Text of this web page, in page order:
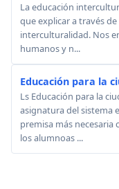
La educación
que explicar a través
interculturalidad. Nos
humanos y n...
Educación para la
Ls Educación para la
asignatura del sistema
premisa más necesaria
los alumnoas ...